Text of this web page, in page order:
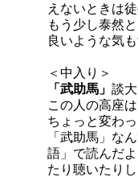
えないときは
もう少し泰然
良いような気も
＜中入り＞
「武助馬」 談大
この人の高座
ちょっと変わ
「武助馬」な
語」で読んだ
たり聴いたり